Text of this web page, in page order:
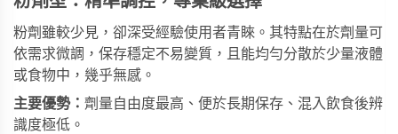
粉劑雖較少見，卻深受經驗使用者青睞。其特點在於劑量可
依需求微調，保存穩定不易變質，且能均勻分散於少量液體
或食物中，幾乎無感。
主要優勢： 劑量自由度最高、便於長期保存、混入飲食後辨
識度極低。